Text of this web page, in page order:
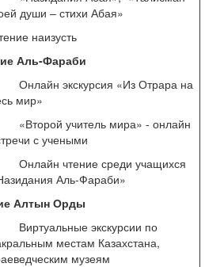
души – стихи Абая»
наизусть
Аль-Фараби
экскурсия «Из Отрара на
мир»
учитель мира» - онлайн
с учеными
чтение среди учащихся
Аль-Фараби»
Алтын Орды
экскурсии по
местам Казахстана,
музеям